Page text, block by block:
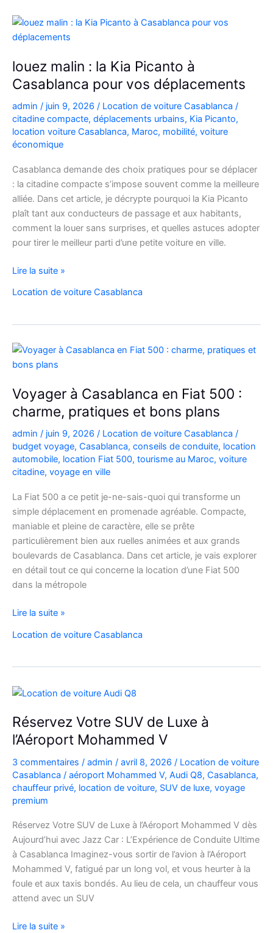
à
Casablanca
louez malin : la Kia Picanto à
Casablanca pour vos déplacements
admin / juin 9, 2026 / Location de voiture Casablanca /
citadine compacte, déplacements urbains, Kia Picanto,
location voiture Casablanca, Maroc, mobilité, voiture
économique
Casablanca demande des choix pratiques pour se déplacer
: la citadine compacte s’impose souvent comme la meilleure
alliée. Dans cet article, je décrypte pourquoi la Kia Picanto
plaît tant aux conducteurs de passage et aux habitants,
comment la louer sans surprises, et quelles astuces adopter
pour tirer le meilleur parti d’une petite voiture en ville.
louez
Kia
Picanto
Casablanca
pour
vos
déplacements
Lire la suite »
Location de voiture Casablanca
Voyager à Casablanca en Fiat 500 :
charme, pratiques et bons plans
admin / juin 9, 2026 / Location de voiture Casablanca /
budget voyage, Casablanca, conseils de conduite, location
automobile, location Fiat 500, tourisme au Maroc, voiture
citadine, voyage en ville
La Fiat 500 a ce petit je-ne-sais-quoi qui transforme un
simple déplacement en promenade agréable. Compacte,
maniable et pleine de caractère, elle se prête
particulièrement bien aux ruelles animées et aux grands
boulevards de Casablanca. Dans cet article, je vais explorer
en détail tout ce qui concerne la location d’une Fiat 500
dans la métropole
Voyager
Casablanca
Fiat
500
charme,
pratiques
et
bons
plans
Lire la suite »
Location de voiture Casablanca
Réservez Votre SUV de Luxe à
l’Aéroport Mohammed V
3 commentaires / admin / avril 8, 2026 / Location de voiture
Casablanca / aéroport Mohammed V, Audi Q8, Casablanca,
chauffeur privé, location de voiture, SUV de luxe, voyage
premium
Réservez Votre SUV de Luxe à l’Aéroport Mohammed V dès
Aujourd’hui avec Jazz Car : L’Expérience de Conduite Ultime
à Casablanca Imaginez-vous sortir de l’avion à l’Aéroport
Mohammed V, fatigué par un long vol, et vous heurter à la
foule et aux taxis bondés. Au lieu de cela, un chauffeur vous
attend avec un SUV
Réservez
Lire la suite »